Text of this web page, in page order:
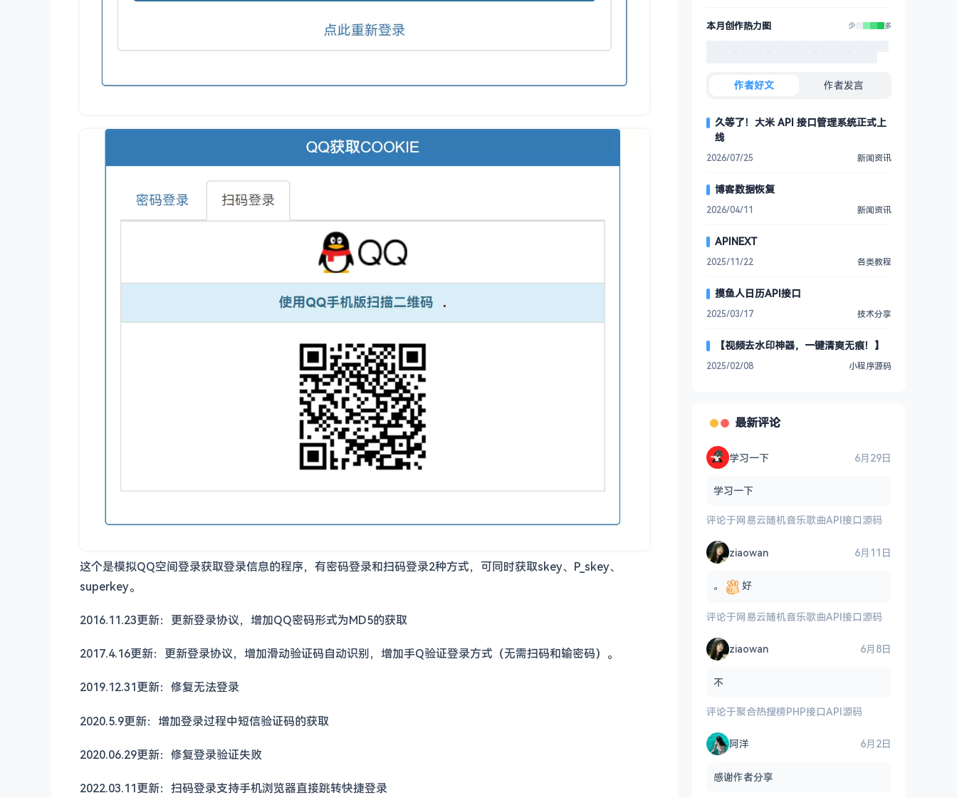
这个是模拟QQ空间登录获取登录信息的程序，有密码登录和扫码登录2种方式，可同时获取skey、P_skey、
superkey。
2016.11.23更新：更新登录协议，增加QQ密码形式为MD5的获取
2017.4.16更新：更新登录协议，增加滑动验证码自动识别，增加手Q验证登录方式（无需扫码和输密码）。
2019.12.31更新：修复无法登录
2020.5.9更新：增加登录过程中短信验证码的获取
2020.06.29更新：修复登录验证失败
2022.03.11更新：扫码登录支持手机浏览器直接跳转快捷登录
本月创作热力图 少 多
作者好文 作者发言
久等了！大米 API 接口管理系统正式上
线
2026/07/25 新闻资讯
博客数据恢复
2026/04/11 新闻资讯
APINEXT
2025/11/22 各类教程
摸鱼人日历API接口
2025/03/17 技术分享
【视频去水印神器，一键清爽无痕！】
2025/02/08 小程序源码
最新评论
学习一下 6月29日
学习一下
评论于网易云随机音乐歌曲API接口源码
ziaowan 6月11日
。 好
评论于网易云随机音乐歌曲API接口源码
ziaowan 6月8日
不
评论于聚合热搜榜PHP接口API源码
阿洋 6月2日
感谢作者分享